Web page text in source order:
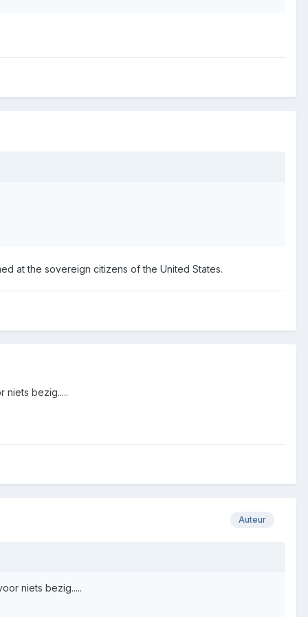
at the sovereign citizens of the United States.
niets bezig.....
Auteur
niets bezig.....